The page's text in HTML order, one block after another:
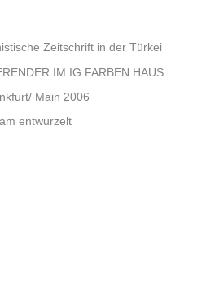
Zeitschrift in der Türkei
IM IG FARBEN HAUS
Main 2006
entwurzelt